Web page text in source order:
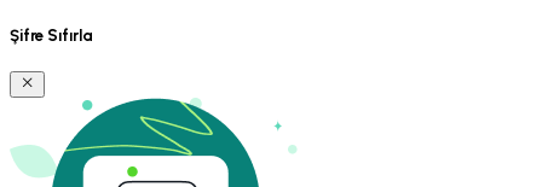
Şifre Sıfırla